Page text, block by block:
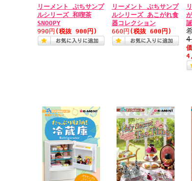
リーメント ぷちサンプ
ルシリーズ 和喫茶
SNOOPY
990円 (税抜 900円)
リーメント ぷちサンプ
ルシリーズ あこがれ食
器コレクション
660円 (税抜 600円)